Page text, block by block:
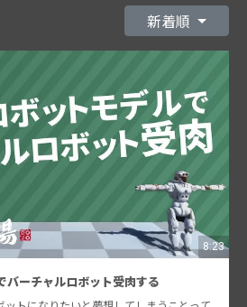
新着順
8:23
バーチャルロボット受肉する